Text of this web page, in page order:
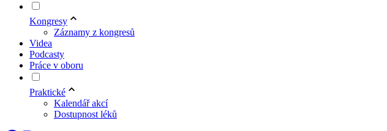
Kongresy
Záznamy z kongresů
Videa
Podcasty
Práce v oboru
Praktické
Kalendář akcí
Dostupnost léků